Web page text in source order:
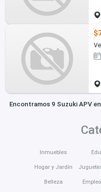
Encontramos 9 Suzuki APV
Inmuebles
Hogar y Jardín
Belleza